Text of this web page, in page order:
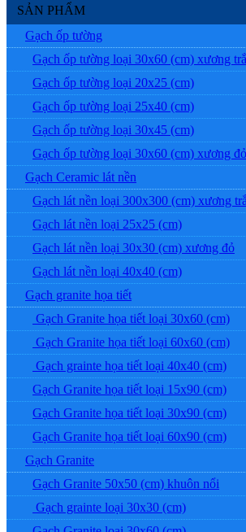
SẢN PHẨM
Gạch ốp tường
Gạch ốp tường loại 30x60 (cm) xương
Gạch ốp tường loại 20x25 (cm)
Gạch ốp tường loại 25x40 (cm)
Gạch ốp tường loại 30x45 (cm)
Gạch ốp tường loại 30x60 (cm) xương đỏ
Gạch Ceramic lát nền
Gạch lát nền loại 300x300 (cm) xương
Gạch lát nền loại 25x25 (cm)
Gạch lát nền loại 30x30 (cm) xương đỏ
Gạch lát nền loại 40x40 (cm)
Gạch granite họa tiết
Gạch Granite họa tiết loại 30x60 (cm)
Gạch Granite họa tiết loại 60x60 (cm)
Gạch grainte họa tiết loại 40x40 (cm)
Gạch Granite họa tiết loại 15x90 (cm)
Gạch Granite họa tiết loại 30x90 (cm)
Gạch Granite họa tiết loại 60x90 (cm)
Gạch Granite
Gạch Granite 50x50 (cm) khuôn nổi
Gạch grainte loại 30x30 (cm)